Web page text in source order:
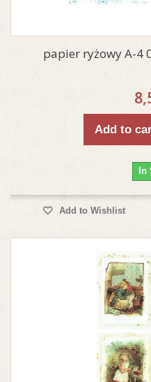
papier ryżowy A-4
Add to
In
Add to Wishlist